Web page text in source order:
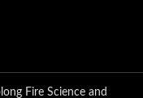
Fire Science and